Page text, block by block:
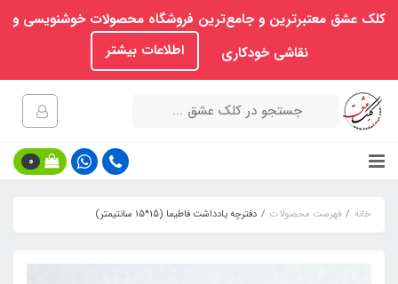
کلک عشق معتبرترین و جامع‌ترین فروشگاه محصولات خوشنویسی و
نقاشی خودکاری
اطلاعات بیشتر
0
خانه فهرست محصولات دفترچه یادداشت فاطیما (15*15 سانتیمتر)